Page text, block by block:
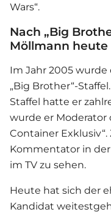
Wars“.
Nach „Big
Möllmann heute
Im Jahr 2005
„Big Brother“-
Staffel hatte er
wurde er Moderator
Container
Kommentator in
im TV zu sehen.
Heute hat sich der
Kandidat